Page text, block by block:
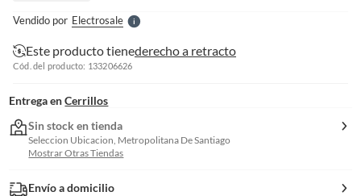
Vendido por ElectrosaleS
Este producto tienederecho a retracto
Cód. del producto: 133206626
Entrega en Cerrillos
Sin stock en tienda
Seleccion Ubicacion, Metropolitana De Santiago
Mostrar Otras Tiendas
Envío a domicilio